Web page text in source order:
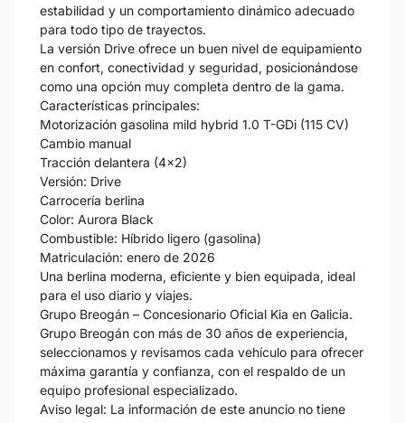
estabilidad y un comportamiento dinámico adecuado
para todo tipo de trayectos.
La versión Drive ofrece un buen nivel de equipamiento
en confort, conectividad y seguridad, posicionándose
como una opción muy completa dentro de la gama.
Características principales:
Motorización gasolina mild hybrid 1.0 T-GDi (115 CV)
Cambio manual
Tracción delantera (4x2)
Versión: Drive
Carrocería berlina
Color: Aurora Black
Combustible: Híbrido ligero (gasolina)
Matriculación: enero de 2026
Una berlina moderna, eficiente y bien equipada, ideal
para el uso diario y viajes.
Grupo Breogán – Concesionario Oficial Kia en Galicia.
Grupo Breogán con más de 30 años de experiencia,
seleccionamos y revisamos cada vehículo para ofrecer
máxima garantía y confianza, con el respaldo de un
equipo profesional especializado.
Aviso legal: La información de este anuncio no tiene